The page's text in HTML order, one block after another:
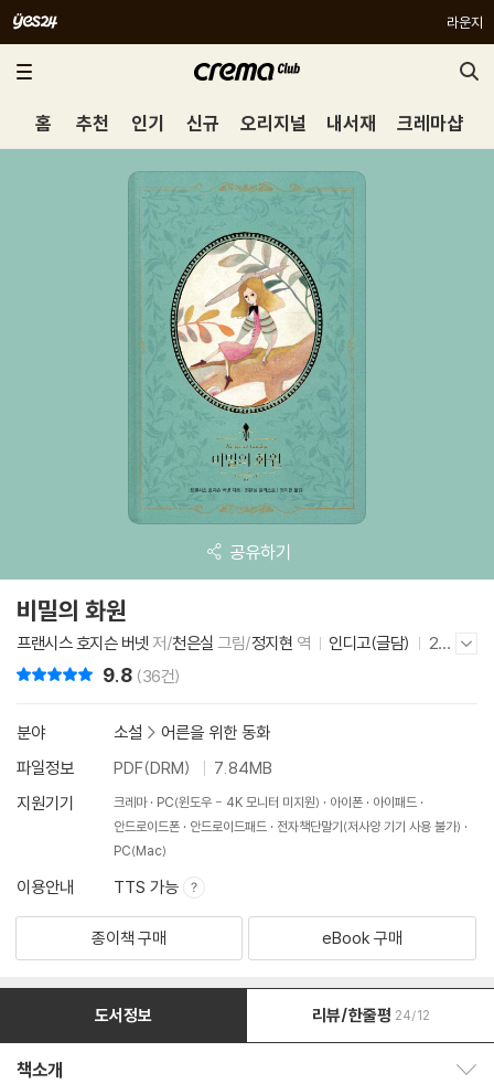
라운지
홈 추천 인기 신규 오리지널 내서재 크레마샵
공유하기
비밀의 화원
프랜시스 호지슨 버넷 저/천은실 그림/정지현 역 인디고(글담)
20
22년 6월 29일9.8 (36건)
분야 소설 > 어른을 위한 동화
파일정보
PDF(DRM)
7.84MB
지원기기
크레마 PC(윈도우 - 4K 모니터 미지원) 아이폰
아이패드
안드로이드폰
안드로이드패드
전자책단말기(저사양 기기 사용 불가)
PC(Mac)
이용안내 TTS 가능
종이책 구매 eBook 구매
도서정보 리뷰/한줄평 24/12
책소개